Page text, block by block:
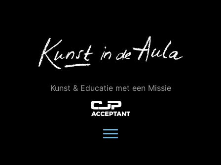
Kunst & Educatie met een Missie